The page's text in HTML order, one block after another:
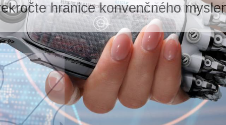
- neobmedzené možnosti